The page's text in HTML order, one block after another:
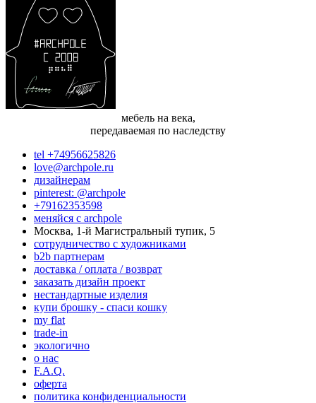
мебель на века,
передаваемая по наследству
tel +74956625826
love@archpole.ru
дизайнерам
pinterest: @archpole
+79162353598
меняйся с аrchpole
Москва, 1-й Магистральный тупик, 5
cотрудничество с художниками
b2b партнерам
доставка / оплата / возврат
заказать дизайн проект
нестандартные изделия
купи брошку - спаси кошку
my flat
trade-in
экологично
о нас
F.A.Q.
оферта
политика конфиденциальности